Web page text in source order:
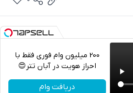
تلگرام
200 میلیون وام فوری فقط با
احراز هویت در آبان تتر😍
دریافت وام